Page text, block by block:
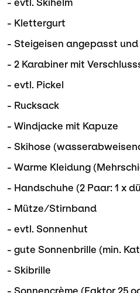
- evtl. Skihelm
- Klettergurt
- Steigeisen angepasst und
- 2 Karabiner mit
- evtl. Pickel
- Rucksack
- Windjacke mit Kapuze
- Skihose
- Warme Kleidung
- Handschuhe (2 Paar: 1 x
- Mütze/Stirnband
- evtl. Sonnenhut
- gute Sonnenbrille (min.
- Skibrille